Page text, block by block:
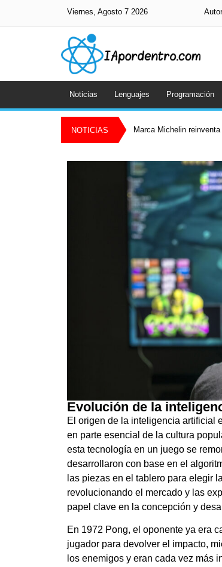
Viernes, Agosto 7 2026
Noticias Lenguajes Programación
NOTICIAS Marca Michelin
Evolución de la
El origen de la inteligencia artificial
en parte esencial de la cultura
esta tecnología en un juego se
desarrollaron con base en el
las piezas en el tablero para elegir
revolucionando el mercado y las
papel clave en la concepción y
En 1972 Pong, el oponente ya era
jugador para devolver el impacto,
los enemigos y eran cada vez más